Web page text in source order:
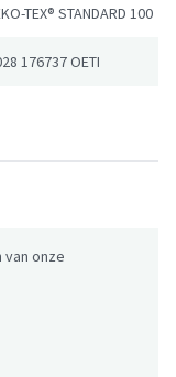
TEX® STANDARD 100
176737 OETI
onze